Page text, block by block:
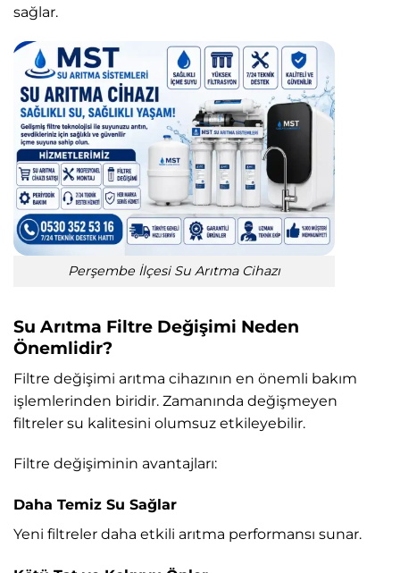
sağlar.
Perşembe İlçesi Su Arıtma Cihazı
Su Arıtma Filtre Değişimi Neden
Önemlidir?
Filtre değişimi arıtma cihazının en önemli bakım
işlemlerinden biridir. Zamanında değişmeyen
filtreler su kalitesini olumsuz etkileyebilir.
Filtre değişiminin avantajları:
Daha Temiz Su Sağlar
Yeni filtreler daha etkili arıtma performansı sunar.